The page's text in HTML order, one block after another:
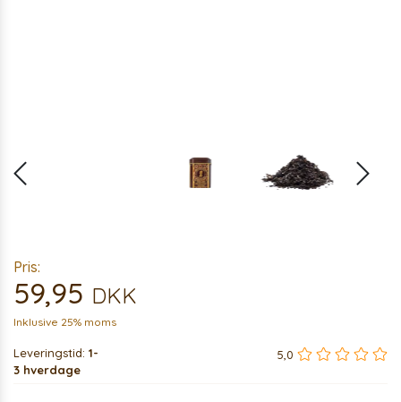
Pris:
59,95 DKK
Inklusive 25% moms
Leveringstid: 1-
3 hverdage
5,0